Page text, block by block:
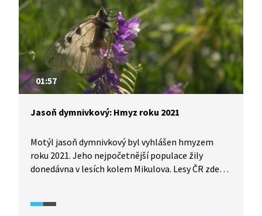
01:57
Jasoň dymnivkový: Hmyz roku 2021
Motýl jasoň dymnivkový byl vyhlášen hmyzem
roku 2021. Jeho nejpočetnější populace žily
donedávna v lesích kolem Mikulova. Lesy ČR zde
tak výrazně, že reálně hrozí jejich úplné vymizení